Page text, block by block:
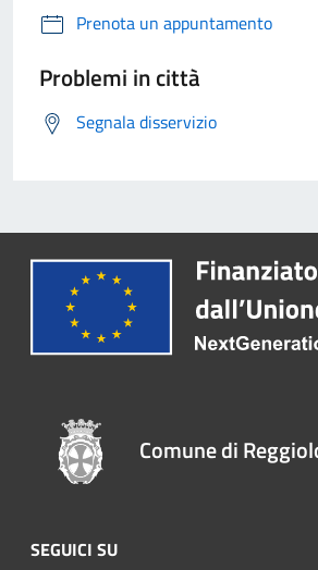
Prenota un appuntamento
Problemi in città
Segnala disservizio
Comune di
SEGUICI SU